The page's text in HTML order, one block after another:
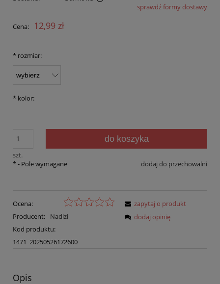
Cena nie zawiera ewentualnych kosztów płatnościsprawdź formy dostawy
Cena: 12,99 zł
* rozmiar:
* kolor:
szt.
do koszyka
dodaj do przechowalni
*- Pole wymagane
Ocena:
Producent:
Nadizi
Kod produktu:
1471_20250526172600
zapytaj o produkt
dodaj opinię
Opis